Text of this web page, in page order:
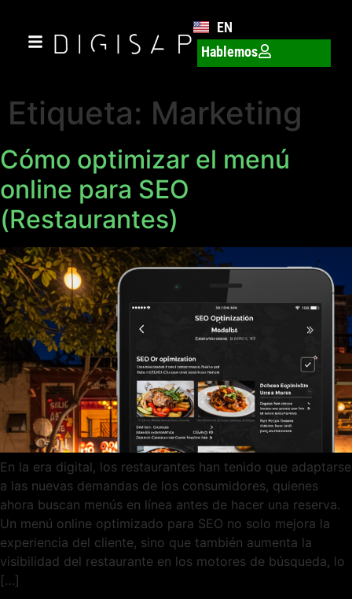
EN
Hablemos
Etiqueta: Marketing
Cómo optimizar el menú
online para SEO
(Restaurantes)
En la era digital, los restaurantes han tenido que adaptarse
a las nuevas demandas de los consumidores, quienes
ahora buscan menús en línea antes de hacer una reserva.
Un menú online optimizado para SEO no solo mejora la
experiencia del cliente, sino que también aumenta la
visibilidad del restaurante en los motores de búsqueda, lo
[…]